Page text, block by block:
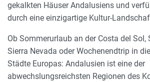
gekalkten Häuser Andalusiens und
durch eine einzigartige Kultur-
Ob Sommerurlaub an der Costa del Sol,
Sierra Nevada oder Wochenendtrip in
Städte Europas: Andalusien ist eine der
abwechslungsreichsten Regionen des